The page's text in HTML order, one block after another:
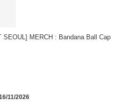
MERCH : Bandana Ball Cap
11/2026